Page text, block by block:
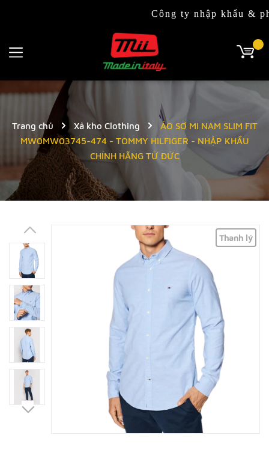
Công ty nhập khẩu & phân
Trang chủ Xả kho Clothing
ÁO SƠ MI NAM SLIM FIT
MW0MW03745-474 - TOMMY HILFIGER - NHẬP KHẨU
CHÍNH HÃNG TỪ ĐỨC
Thanh lý